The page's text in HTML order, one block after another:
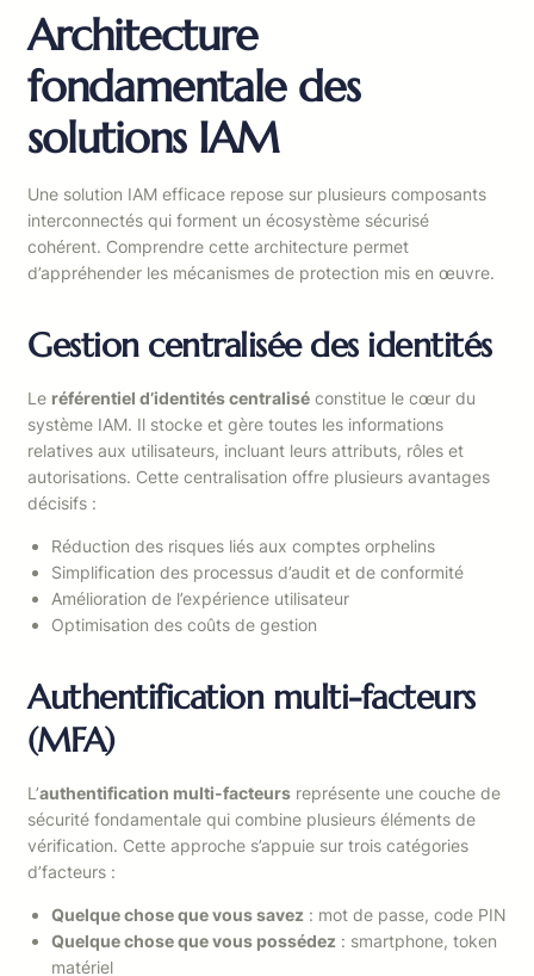
Architecture
fondamentale des
solutions IAM
Une solution IAM efficace repose sur plusieurs composants
interconnectés qui forment un écosystème sécurisé
cohérent. Comprendre cette architecture permet
d’appréhender les mécanismes de protection mis en œuvre.
Gestion centralisée des identités
Le référentiel d’identités centralisé constitue le cœur du
système IAM. Il stocke et gère toutes les informations
relatives aux utilisateurs, incluant leurs attributs, rôles et
autorisations. Cette centralisation offre plusieurs avantages
décisifs :
Réduction des risques liés aux comptes orphelins
Simplification des processus d’audit et de conformité
Amélioration de l’expérience utilisateur
Optimisation des coûts de gestion
Authentification multi-facteurs
(MFA)
L’authentification multi-facteurs représente une couche de
sécurité fondamentale qui combine plusieurs éléments de
vérification. Cette approche s’appuie sur trois catégories
d’facteurs :
Quelque chose que vous savez : mot de passe, code PIN
Quelque chose que vous possédez : smartphone, token
matériel